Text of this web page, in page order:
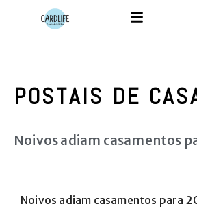
POSTAIS DE
Noivos adiam casamentos
Noivos adiam casamentos para